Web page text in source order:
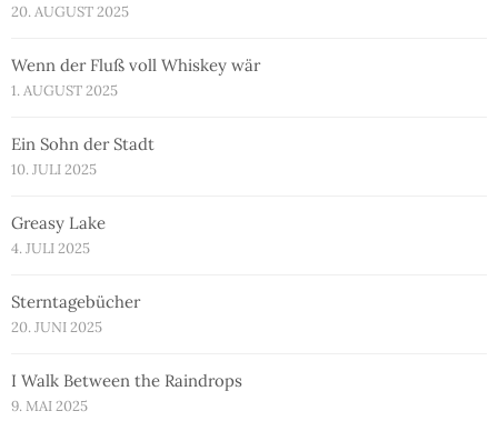
20. AUGUST 2025
Wenn der Fluß voll Whiskey wär
1. AUGUST 2025
Ein Sohn der Stadt
10. JULI 2025
Greasy Lake
4. JULI 2025
Sterntagebücher
20. JUNI 2025
I Walk Between the Raindrops
9. MAI 2025